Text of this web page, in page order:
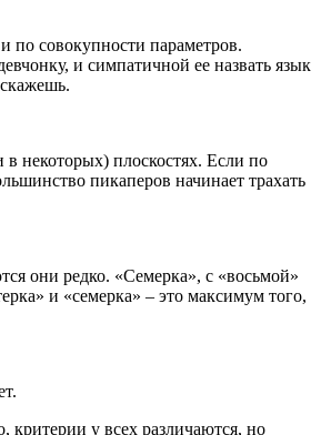
по совокупности параметров.
и симпатичной ее назвать язык
в некоторых) плоскостях. Если по
пикаперов начинает трахать
они редко. «Семерка», с «восьмой»
и «семерка» – это максимум того,
критерии у всех различаются, но